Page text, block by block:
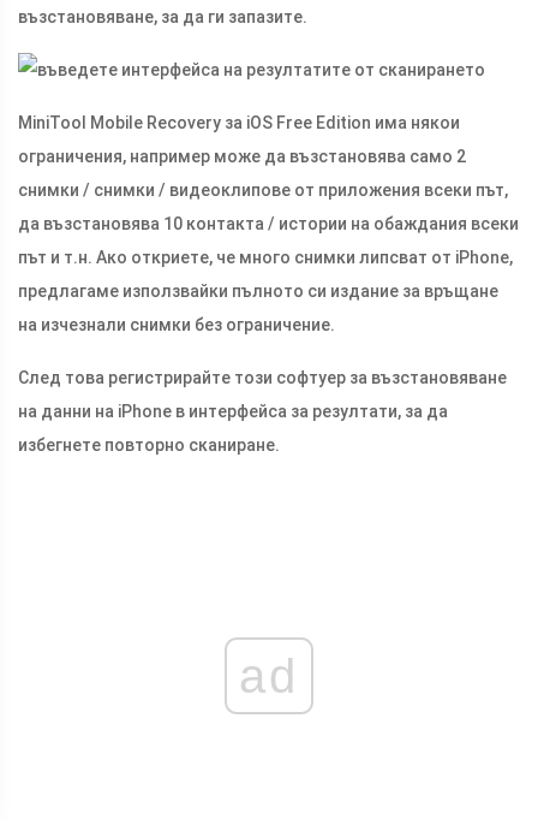
възстановяване, за да ги запазите.
MiniTool Mobile Recovery за iOS Free Edition има някои
ограничения, например може да възстановява само 2
снимки / снимки / видеоклипове от приложения всеки път,
да възстановява 10 контакта / истории на обаждания всеки
път и т.н. Ако откриете, че много снимки липсват от iPhone,
предлагаме използвайки пълното си издание за връщане
на изчезнали снимки без ограничение.
След това регистрирайте този софтуер за възстановяване
на данни на iPhone в интерфейса за резултати, за да
избегнете повторно сканиране.
ad